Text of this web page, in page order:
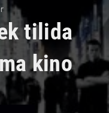
tilida
kino